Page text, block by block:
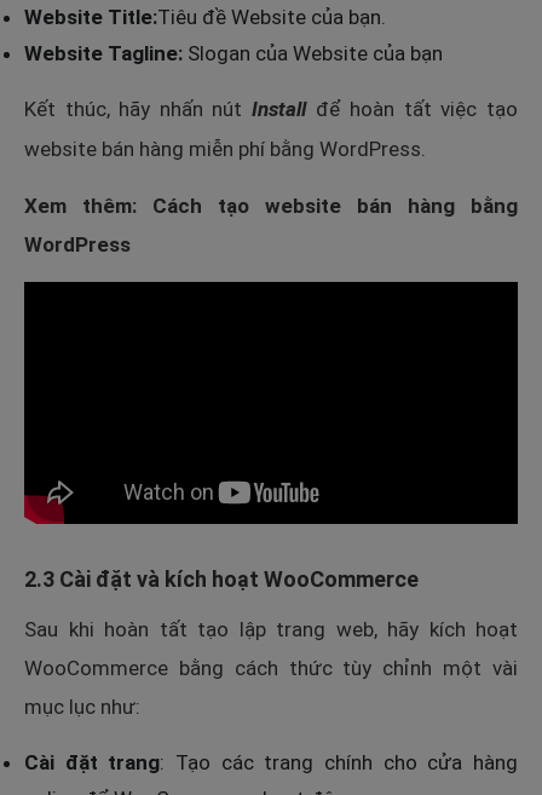
Website Title:Tiêu đề Website của bạn.
Website Tagline: Slogan của Website của bạn
Kết thúc, hãy nhấn nút Install để hoàn tất việc tạo
website bán hàng miễn phí bằng WordPress.
Xem thêm: Cách tạo website bán hàng bằng
WordPress
2.3 Cài đặt và kích hoạt WooCommerce
Sau khi hoàn tất tạo lập trang web, hãy kích hoạt
WooCommerce bằng cách thức tùy chỉnh một vài
mục lục như:
Cài đặt trang: Tạo các trang chính cho cửa hàng